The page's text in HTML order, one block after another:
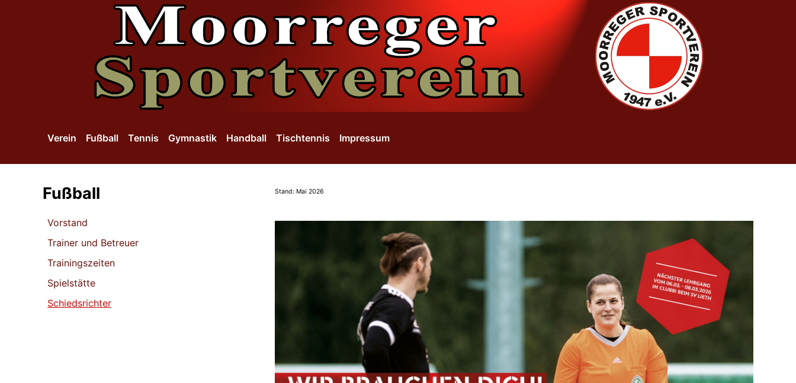
Verein Fußball Tennis Gymnastik Handball Tischtennis Impressum
Fußball
Vorstand
Trainer und Betreuer
Trainingszeiten
Spielstätte
Schiedsrichter
Stand: Mai 2026